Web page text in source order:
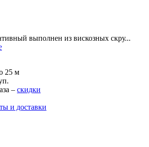
выполнен из вискозных скру...
25 м
– скидки
и доставки